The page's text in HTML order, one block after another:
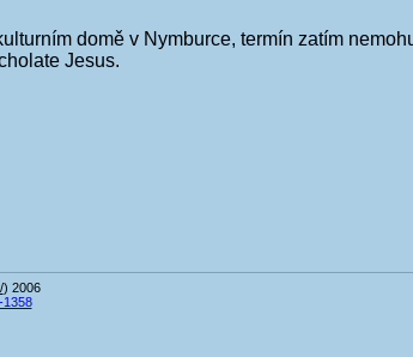
domě v Nymburce, termín zatím
Jesus.
) 2006
1358